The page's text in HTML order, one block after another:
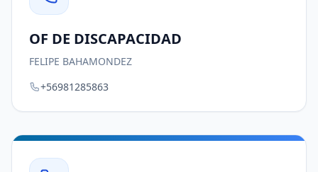
OF DE DISCAPACIDAD
FELIPE BAHAMONDEZ
+56981285863